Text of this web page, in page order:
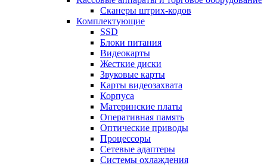
Сканеры штрих-кодов
Комплектующие
SSD
Блоки питания
Видеокарты
Жесткие диски
Звуковые карты
Карты видеозахвата
Корпуса
Материнские платы
Оперативная память
Оптические приводы
Процессоры
Сетевые адаптеры
Системы охлаждения